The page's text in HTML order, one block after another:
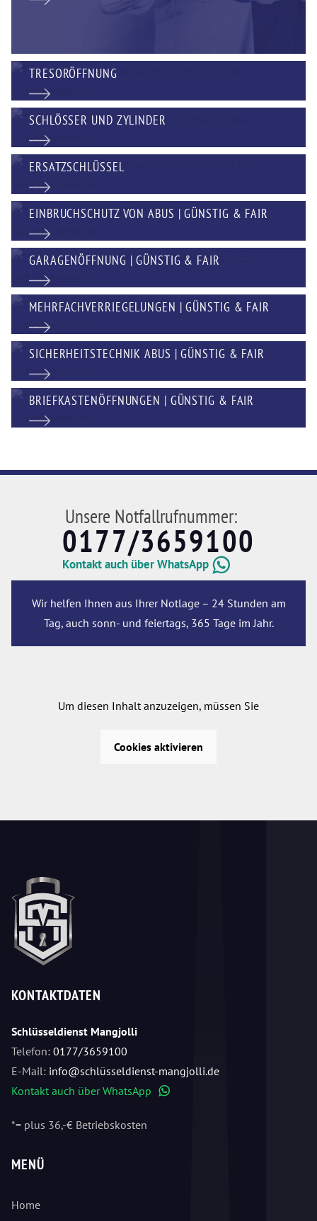
TRESORÖFFNUNG
SCHLÖSSER UND ZYLINDER
ERSATZSCHLÜSSEL
EINBRUCHSCHUTZ VON ABUS | GÜNSTIG & FAIR
GARAGENÖFFNUNG | GÜNSTIG & FAIR
MEHRFACHVERRIEGELUNGEN | GÜNSTIG & FAIR
SICHERHEITSTECHNIK ABUS | GÜNSTIG & FAIR
BRIEFKASTENÖFFNUNGEN | GÜNSTIG & FAIR
Unsere Notfallrufnummer:
0177/3659100
Kontakt auch über WhatsApp
Wir helfen Ihnen aus Ihrer Notlage – 24 Stunden am
Tag, auch sonn- und feiertags, 365 Tage im Jahr.
Um diesen Inhalt anzuzeigen, müssen Sie
Cookies aktivieren
KONTAKTDATEN
Schlüsseldienst Mangjolli
Telefon: 0177/3659100
E-Mail: info@schlüsseldienst-mangjolli.de
Kontakt auch über WhatsApp
*= plus 36,-€ Betriebskosten
MENÜ
Home